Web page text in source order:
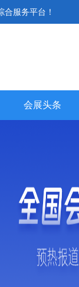
服务平台！
会展头条